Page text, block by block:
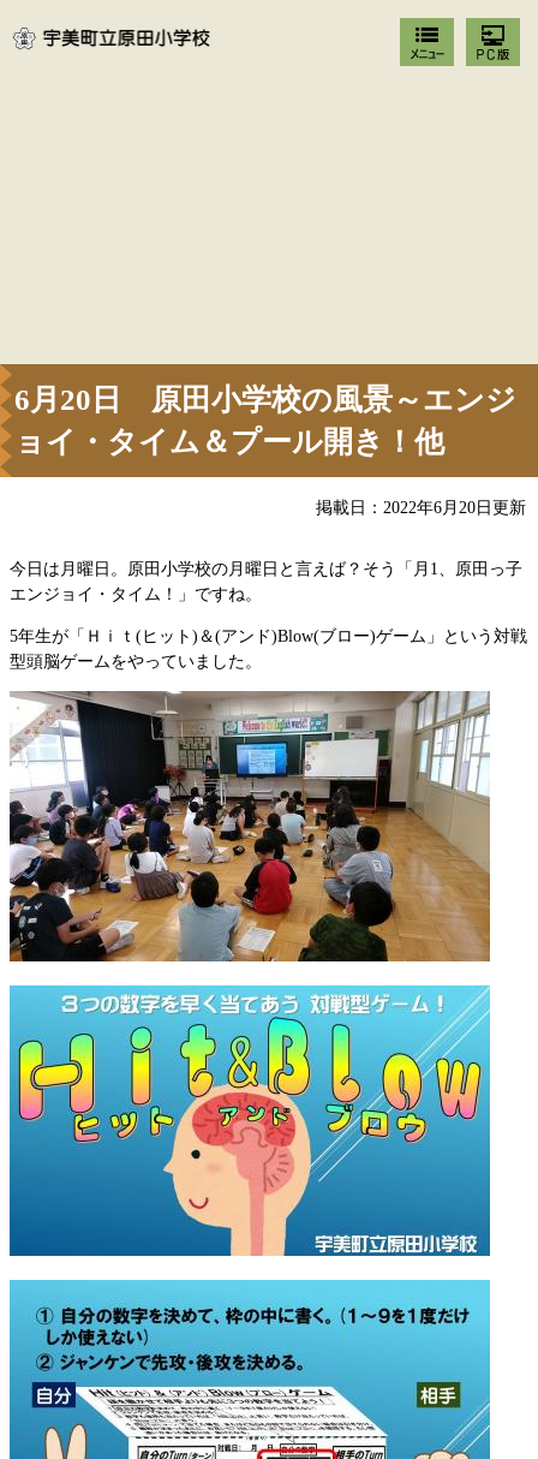
6月20日 原田小学校の風景～エンジ
ョイ・タイム＆プール開き！他
掲載日：2022年6月20日更新
今日は月曜日。原田小学校の月曜日と言えば？そう「月1、原田っ子
エンジョイ・タイム！」ですね。
5年生が「Ｈｉｔ(ヒット)＆(アンド)Blow(ブロー)ゲーム」という対戦
型頭脳ゲームをやっていました。